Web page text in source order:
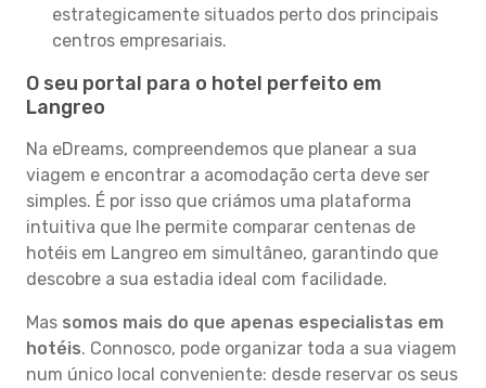
estrategicamente situados perto dos principais
centros empresariais.
O seu portal para o hotel perfeito em
Langreo
Na eDreams, compreendemos que planear a sua
viagem e encontrar a acomodação certa deve ser
simples. É por isso que criámos uma plataforma
intuitiva que lhe permite comparar centenas de
hotéis em Langreo em simultâneo, garantindo que
descobre a sua estadia ideal com facilidade.
Mas somos mais do que apenas especialistas em
hotéis. Connosco, pode organizar toda a sua viagem
num único local conveniente: desde reservar os seus